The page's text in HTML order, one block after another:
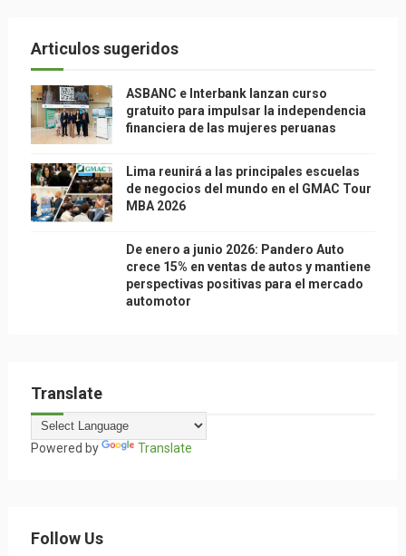
Articulos sugeridos
ASBANC e Interbank lanzan curso
gratuito para impulsar la independencia
financiera de las mujeres peruanas
Lima reunirá a las principales escuelas
de negocios del mundo en el GMAC Tour
MBA 2026
De enero a junio 2026: Pandero Auto
crece 15% en ventas de autos y mantiene
perspectivas positivas para el mercado
automotor
Translate
Powered by Translate
Follow Us